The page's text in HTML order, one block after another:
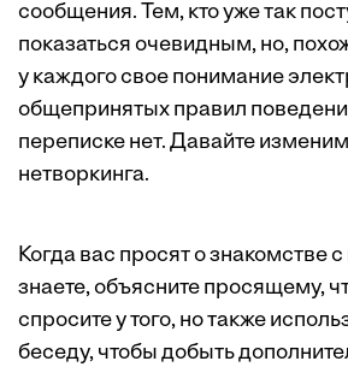
сообщения. Тем, кто уже так
показаться очевидным, но,
у каждого свое понимание
общепринятых правил
переписке нет. Давайте
нетворкинга.
Когда вас просят о знакомстве с
знаете, объясните просящему,
спросите у того, но также
беседу, чтобы добыть